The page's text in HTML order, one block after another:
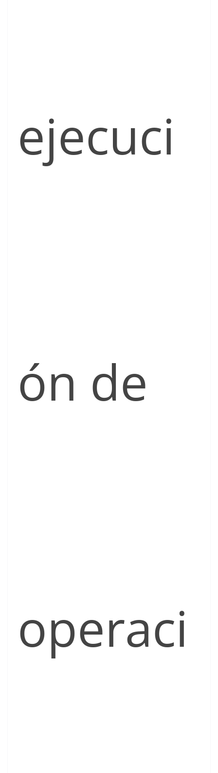
ejecuci
ón de
operaci